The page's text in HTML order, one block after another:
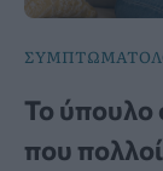
Το ύπουλο
που πολλοί